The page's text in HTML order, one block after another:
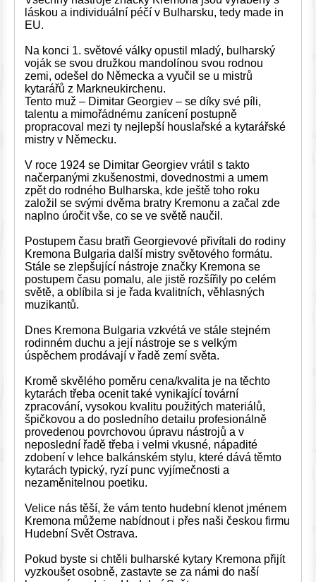
láskou a individuální péčí v Bulharsku, tedy made in
EU.
Na konci 1. světové války opustil mladý, bulharský
voják se svou družkou mandolínou svou rodnou
zemi, odešel do Německa a vyučil se u mistrů
kytarářů z Markneukirchenu.
Tento muž – Dimitar Georgiev – se díky své píli,
talentu a mimořádnému zanícení postupně
propracoval mezi ty nejlepší houslařské a kytarářské
mistry v Německu.
V roce 1924 se Dimitar Georgiev vrátil s takto
načerpanými zkušenostmi, dovednostmi a umem
zpět do rodného Bulharska, kde ještě toho roku
založil se svými dvěma bratry Kremonu a začal zde
naplno úročit vše, co se ve světě naučil.
Postupem času bratři Georgievové přivítali do rodiny
Kremona Bulgaria další mistry světového formátu.
Stále se zlepšující nástroje značky Kremona se
postupem času pomalu, ale jistě rozšířily po celém
světě, a oblíbila si je řada kvalitních, věhlasných
muzikantů.
Dnes Kremona Bulgaria vzkvétá ve stále stejném
rodinném duchu a její nástroje se s velkým
úspěchem prodávají v řadě zemí světa.
Kromě skvělého poměru cena/kvalita je na těchto
kytarách třeba ocenit také vynikající tovární
zpracování, vysokou kvalitu použitých materiálů,
špičkovou a do posledního detailu profesionálně
provedenou povrchovou úpravu nástrojů a v
neposlední řadě třeba i velmi vkusné, nápadité
zdobení v lehce balkánském stylu, které dává těmto
kytarách typický, ryzí punc vyjímečnosti a
nezaměnitelnou poetiku.
Velice nás těší, že vám tento hudební klenot jménem
Kremona můžeme nabídnout i přes naši českou firmu
Hudební Svět Ostrava.
Pokud byste si chtěli bulharské kytary Kremona přijít
vyzkoušet osobně, zastavte se za námi do naší